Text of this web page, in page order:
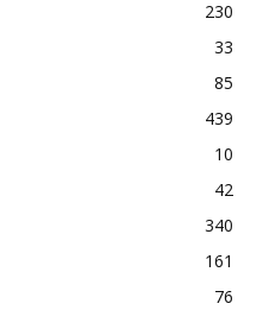
230
33
85
439
10
42
340
161
76